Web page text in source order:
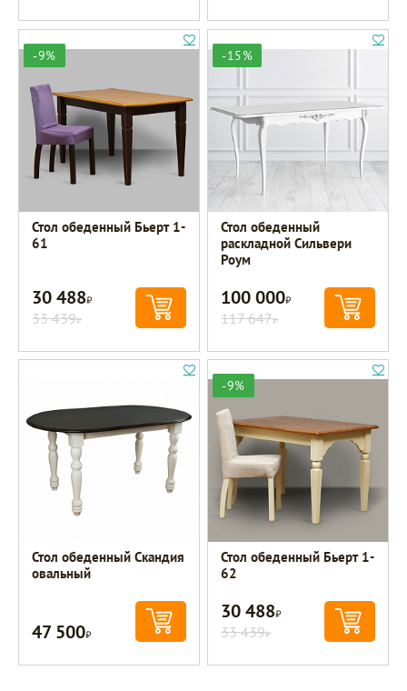
-9%
Стол обеденный Бьерт 1-
61
30 488Р
33 439Р
-15%
Стол обеденный
раскладной Сильвери
Роум
100 000Р
117 647Р
Стол обеденный Скандия
овальный
47 500Р
-9%
Стол обеденный Бьерт 1-
62
30 488Р
33 439Р